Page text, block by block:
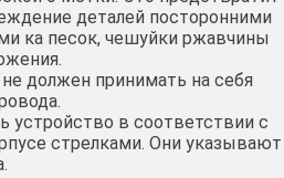
деталей посторонними
ка песок, чешуйки ржавчины
должен принимать на себя
устройство в соответствии с
стрелками. Они указывают